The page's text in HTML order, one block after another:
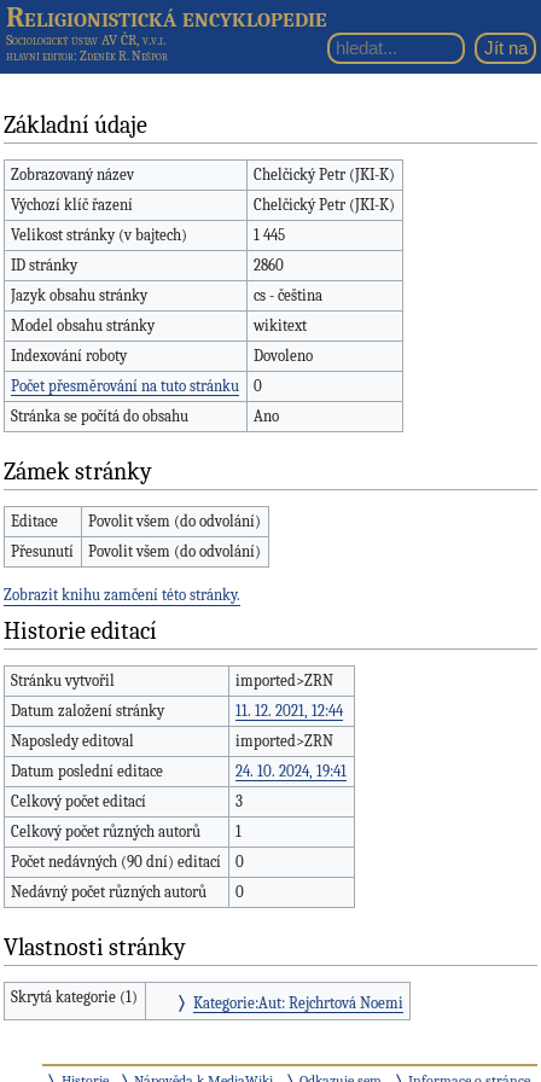
Religionistická encyklopedie
Sociologický ústav AV ČR, v.v.i.
hlavní editor: Zdeněk R. Nešpor
Základní údaje
Zobrazovaný název
Chelčický Petr (JKI-K)
Výchozí klíč řazení
Chelčický Petr (JKI-K)
Velikost stránky (v bajtech)
1 445
ID stránky
2860
Jazyk obsahu stránky
cs - čeština
Model obsahu stránky
wikitext
Indexování roboty
Dovoleno
Počet přesměrování na tuto stránku
0
Stránka se počítá do obsahu
Ano
Zámek stránky
Editace
Povolit všem (do odvolání)
Přesunutí
Povolit všem (do odvolání)
Zobrazit knihu zamčení této stránky.
Historie editací
Stránku vytvořil
imported>ZRN
Datum založení stránky
11. 12. 2021, 12:44
Naposledy editoval
imported>ZRN
Datum poslední editace
24. 10. 2024, 19:41
Celkový počet editací
3
Celkový počet různých autorů
1
Počet nedávných (90 dní) editací
0
Nedávný počet různých autorů
0
Vlastnosti stránky
Skrytá kategorie (1) Kategorie:Aut: Rejchrtová Noemi